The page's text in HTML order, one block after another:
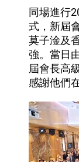
同場進行
式，新屆
莫子淦及
強。當日
屆會長高
感謝他們